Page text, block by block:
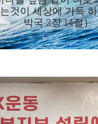
것이 세상에 가득
박국 2장 14절）